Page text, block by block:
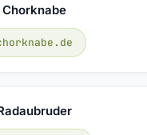
Chorknabe